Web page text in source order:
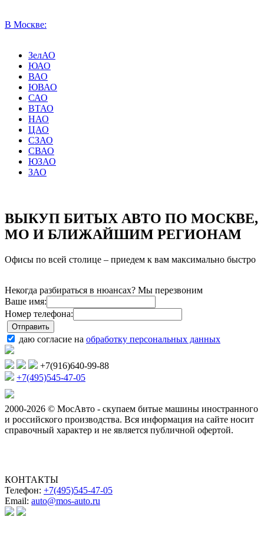
В Москве:
ЗелАО
ЮАО
ВАО
ЮВАО
САО
ВТАО
НАО
ЦАО
СЗАО
СВАО
ЮЗАО
ЗАО
ВЫКУП БИТЫХ АВТО ПО МОСКВЕ,
МО И БЛИЖАЙШИМ РЕГИОНАМ
Офисы по всей столице – приедем к вам максимально быстро
Некогда разбираться в нюансах? Мы перезвоним
Ваше имя:
Номер телефона:
даю согласие на обработку персональных данных
+7(916)640-99-88
+7(495)545-47-05
2000-2026 © МосАвто - скупаем битые машины иностранного
и российского производства. Вся информация на сайте носит
справочный характер и не является публичной офертой.
КОНТАКТЫ
Телефон: +7(495)545-47-05
Email: auto@mos-auto.ru